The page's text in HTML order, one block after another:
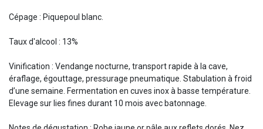
Cépage : Piquepoul blanc.
Taux d'alcool : 13%
Vinification : Vendange nocturne, transport rapide à la cave,
éraflage, égouttage, pressurage pneumatique. Stabulation à froid
d’une semaine. Fermentation en cuves inox à basse température.
Elevage sur lies fines durant 10 mois avec batonnage.